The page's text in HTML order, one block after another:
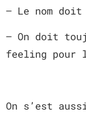
– Le nom
– On doit
feeling pour
On s’est